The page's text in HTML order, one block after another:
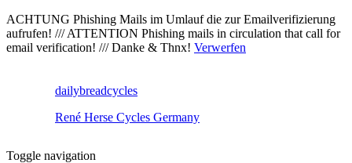
ACHTUNG Phishing Mails im Umlauf die zur Emailverifizierung
aufrufen! /// ATTENTION Phishing mails in circulation that call for
email verification! /// Danke & Thnx! Verwerfen
dailybreadcycles
René Herse Cycles Germany
Toggle navigation